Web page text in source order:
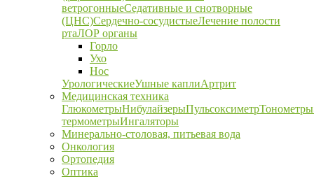
ветрогонныеСедативные и снотворные
(ЦНС)Сердечно-сосудистыеЛечение полости
ртаЛОР органы
Горло
Ухо
Нос
УрологическиеУшные каплиАртрит
Медицинская техника
ГлюкометрыНибулайзерыПульсоксиметрТонометры
термометрыИнгаляторы
Минерально-столовая, питьевая вода
Онкология
Ортопедия
Оптика